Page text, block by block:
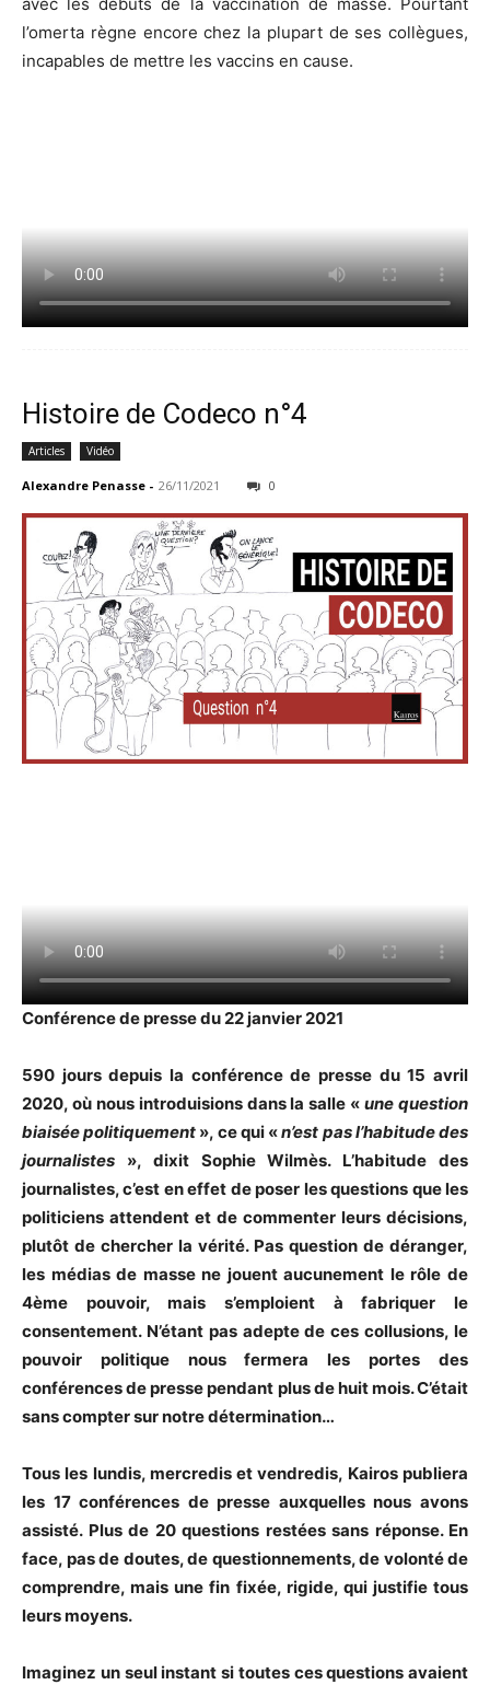
l’omerta règne encore chez la plupart de ses collègues,
incapables de mettre les vaccins en cause.
Histoire de Codeco n°4
Articles Vidéo
Alexandre Penasse - 26/11/2021 0
Conférence de presse du 22 janvier 2021
590 jours depuis la conférence de presse du 15 avril
2020, où nous introduisions dans la salle «une question
biaisée politiquement », ce qui «n’est pas l’habitude des
journalistes », dixit Sophie Wilmès. L’habitude des
journalistes, c’est en effet de poser les questions que les
politiciens attendent et de commenter leurs décisions,
plutôt de chercher la vérité. Pas question de déranger,
les médias de masse ne jouent aucunement le rôle de
4ème pouvoir, mais s’emploient à fabriquer le
consentement. N’étant pas adepte de ces collusions, le
pouvoir politique nous fermera les portes des
conférences de presse pendant plus de huit mois. C’était
sans compter sur notre détermination…
Tous les lundis, mercredis et vendredis, Kairos publiera
les 17 conférences de presse auxquelles nous avons
assisté. Plus de 20 questions restées sans réponse. En
face, pas de doutes, de questionnements, de volonté de
comprendre, mais une fin fixée, rigide, qui justifie tous
leurs moyens.
Imaginez un seul instant si toutes ces questions avaient